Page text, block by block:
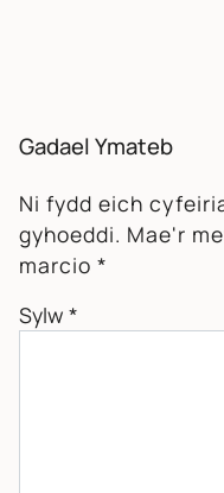
Gadael Ymateb
Ni fydd eich
gyhoeddi. Mae'r
marcio *
Sylw *